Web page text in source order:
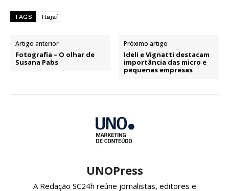
TAGS Itajaí
Artigo anterior
Fotografia – O olhar de
Susana Pabs
Próximo artigo
Ideli e Vignatti destacam
importância das micro e
pequenas empresas
UNOPress
A Redação SC24h reúne jornalistas, editores e